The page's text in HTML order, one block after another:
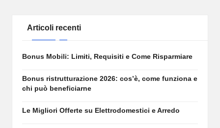
Articoli recenti
Bonus Mobili: Limiti, Requisiti e Come Risparmiare
Bonus ristrutturazione 2026: cos’è, come funziona e
chi può beneficiarne
Le Migliori Offerte su Elettrodomestici e Arredo